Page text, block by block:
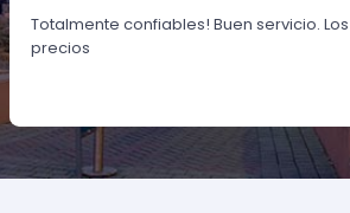
Totalmente confiables! Buen servicio.
precios